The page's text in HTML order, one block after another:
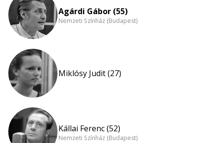
Agárdi Gábor (55)
Nemzeti Színház (Budapest)
Miklósy Judit (27)
Kállai Ferenc (52)
Nemzeti Színház (Budapest)